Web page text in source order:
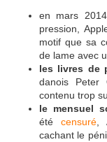
en mars
pression,
motif que sa
de lame avec
les livres de
danois Peter
contenu trop
le mensuel
étécensuré ,
cachant le